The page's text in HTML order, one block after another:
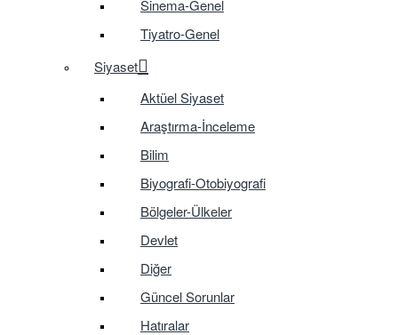
Sinema-Genel
Tiyatro-Genel
Siyaset
Aktüel Siyaset
Araştırma-İnceleme
Bilim
Biyografi-Otobiyografi
Bölgeler-Ülkeler
Devlet
Diğer
Güncel Sorunlar
Hatıralar